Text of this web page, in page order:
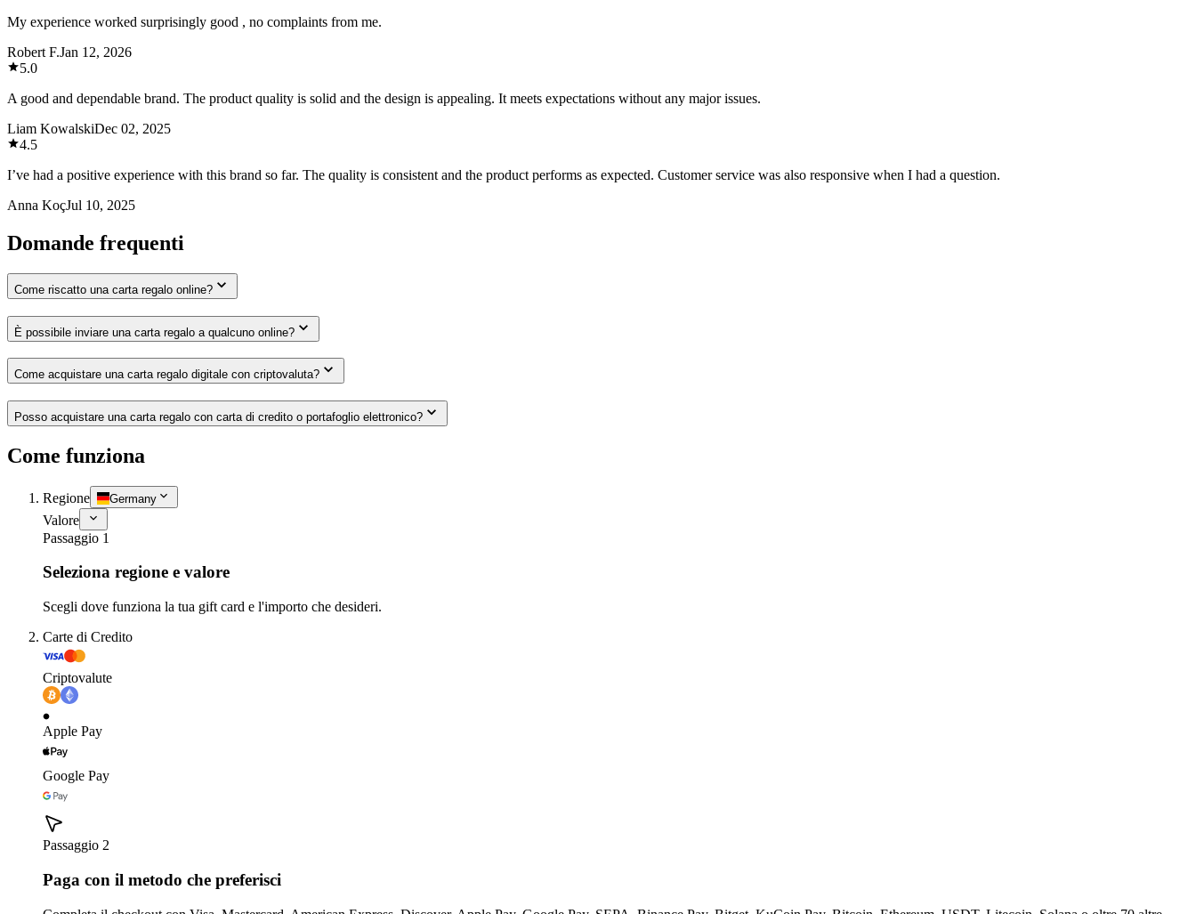
My experience worked surprisingly good , no complaints from me.
Robert F.Jan 12, 2026
5.0
A good and dependable brand. The product quality is solid and the design is appealing. It meets expectations without any major issues.
Liam KowalskiDec 02, 2025
4.5
I’ve had a positive experience with this brand so far. The quality is consistent and the product performs as expected. Customer service was also responsive when I had a question.
Anna KoçJul 10, 2025
Domande frequenti
Come riscatto una carta regalo online?
È possibile inviare una carta regalo a qualcuno online?
Come acquistare una carta regalo digitale con criptovaluta?
Posso acquistare una carta regalo con carta di credito o portafoglio elettronico?
Come funziona
Regione Germany
Valore
Passaggio 1
Seleziona regione e valore
Scegli dove funziona la tua gift card e l'importo che desideri.
Carte di Credito
Criptovalute
Apple Pay
Google Pay
Passaggio 2
Paga con il metodo che preferisci